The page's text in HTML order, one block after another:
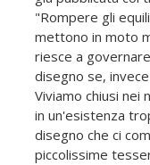
"Rompere gli
mettono in moto
riesce a
disegno se,
Viviamo chiusi nei
in un'esistenza
disegno che ci
piccolissime